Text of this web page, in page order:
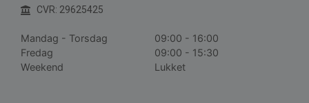
CVR: 29625425
Mandag - Torsdag
09:00 - 16:00
Fredag
09:00 - 15:30
Weekend
Lukket